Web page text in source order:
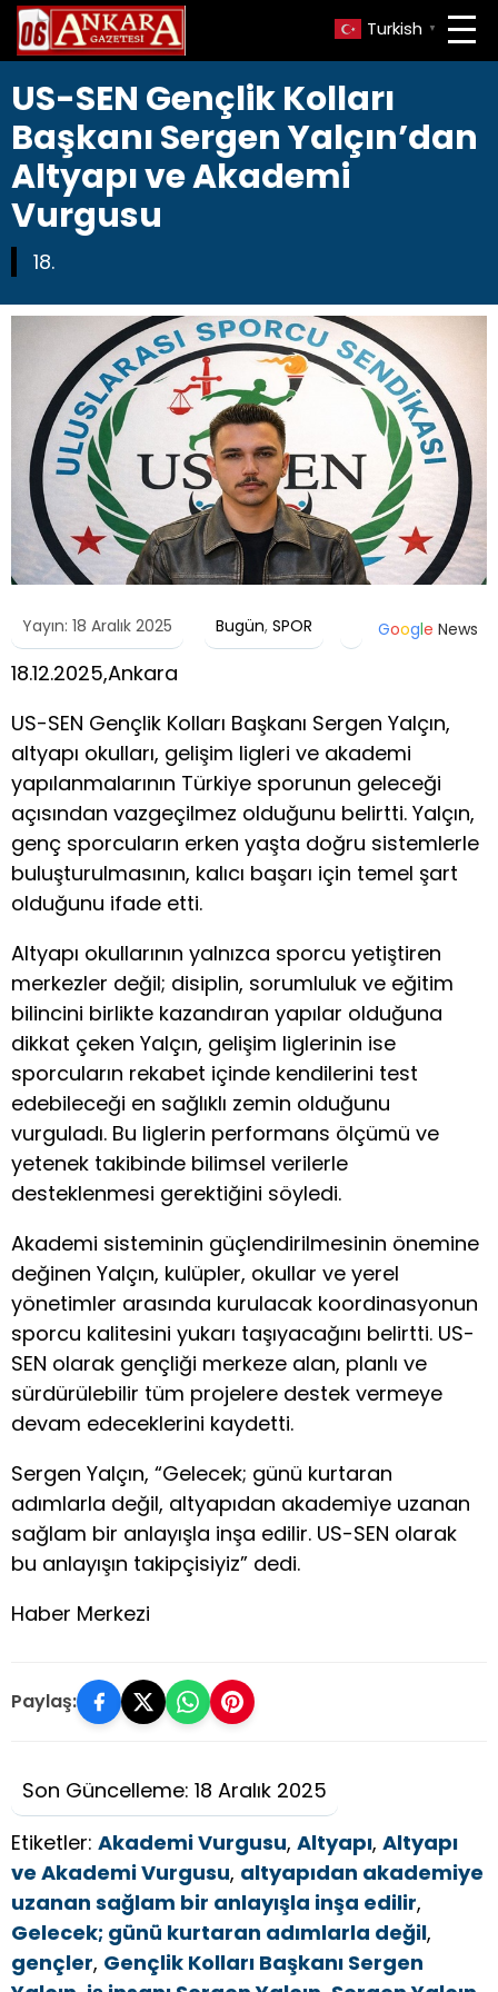
Turkish ▼
US-SEN Gençlik Kolları
Başkanı Sergen Yalçın’dan
Altyapı ve Akademi
Vurgusu
18.
Yayın: 18 Aralık 2025 Bugün, SPOR Google News
18.12.2025,Ankara
US-SEN Gençlik Kolları Başkanı Sergen Yalçın,
altyapı okulları, gelişim ligleri ve akademi
yapılanmalarının Türkiye sporunun geleceği
açısından vazgeçilmez olduğunu belirtti. Yalçın,
genç sporcuların erken yaşta doğru sistemlerle
buluşturulmasının, kalıcı başarı için temel şart
olduğunu ifade etti.
Altyapı okullarının yalnızca sporcu yetiştiren
merkezler değil; disiplin, sorumluluk ve eğitim
bilincini birlikte kazandıran yapılar olduğuna
dikkat çeken Yalçın, gelişim liglerinin ise
sporcuların rekabet içinde kendilerini test
edebileceği en sağlıklı zemin olduğunu
vurguladı. Bu liglerin performans ölçümü ve
yetenek takibinde bilimsel verilerle
desteklenmesi gerektiğini söyledi.
Akademi sisteminin güçlendirilmesinin önemine
değinen Yalçın, kulüpler, okullar ve yerel
yönetimler arasında kurulacak koordinasyonun
sporcu kalitesini yukarı taşıyacağını belirtti. US-
SEN olarak gençliği merkeze alan, planlı ve
sürdürülebilir tüm projelere destek vermeye
devam edeceklerini kaydetti.
Sergen Yalçın, “Gelecek; günü kurtaran
adımlarla değil, altyapıdan akademiye uzanan
sağlam bir anlayışla inşa edilir. US-SEN olarak
bu anlayışın takipçisiyiz” dedi.
Haber Merkezi
Paylaş:
Son Güncelleme: 18 Aralık 2025
Etiketler: Akademi Vurgusu, Altyapı, Altyapı
ve Akademi Vurgusu, altyapıdan akademiye
uzanan sağlam bir anlayışla inşa edilir,
Gelecek; günü kurtaran adımlarla değil,
gençler, Gençlik Kolları Başkanı Sergen